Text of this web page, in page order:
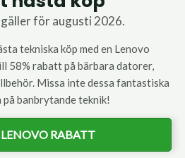
för augusti 2026.
tekniska köp med en Lenovo
58% rabatt på bärbara datorer,
Missa inte dessa fantastiska
på banbrytande teknik!
RABATT